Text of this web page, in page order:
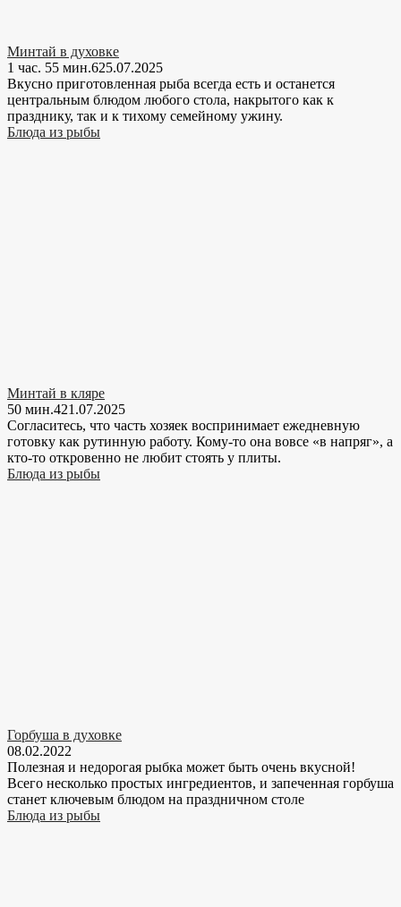
Минтай в духовке
1 час. 55 мин.625.07.2025
Вкусно приготовленная рыба всегда есть и останется
центральным блюдом любого стола, накрытого как к
празднику, так и к тихому семейному ужину.
Блюда из рыбы
Минтай в кляре
50 мин.421.07.2025
Согласитесь, что часть хозяек воспринимает ежедневную
готовку как рутинную работу. Кому-то она вовсе «в напряг», а
кто-то откровенно не любит стоять у плиты.
Блюда из рыбы
Горбуша в духовке
08.02.2022
Полезная и недорогая рыбка может быть очень вкусной!
Всего несколько простых ингредиентов, и запеченная горбуша
станет ключевым блюдом на праздничном столе
Блюда из рыбы